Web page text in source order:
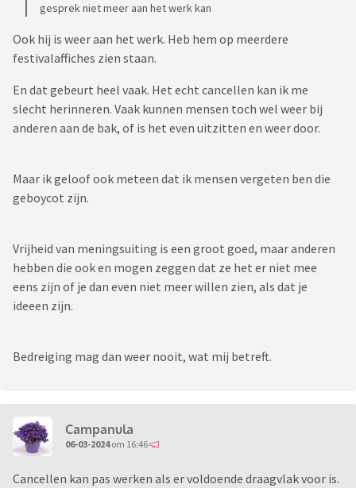
gesprek niet meer aan het werk kan
Ook hij is weer aan het werk. Heb hem op meerdere
festivalaffiches zien staan.
En dat gebeurt heel vaak. Het echt cancellen kan ik me
slecht herinneren. Vaak kunnen mensen toch wel weer bij
anderen aan de bak, of is het even uitzitten en weer door.
Maar ik geloof ook meteen dat ik mensen vergeten ben die
geboycot zijn.
Vrijheid van meningsuiting is een groot goed, maar anderen
hebben die ook en mogen zeggen dat ze het er niet mee
eens zijn of je dan even niet meer willen zien, als dat je
ideeen zijn.
Bedreiging mag dan weer nooit, wat mij betreft.
Campanula
06-03-2024om 16:46
Cancellen kan pas werken als er voldoende draagvlak voor is.